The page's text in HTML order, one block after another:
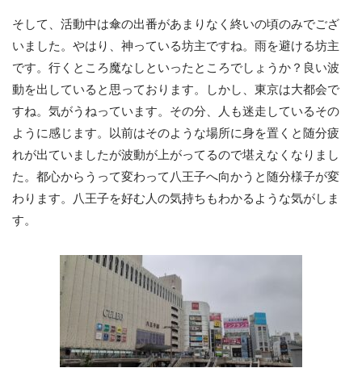
そして、活動中は傘の出番があまりなく終いの頃のみでござ
いました。やはり、神っている坊主ですね。雨を避ける坊主
です。行くところ魔なしといったところでしょうか？良い波
動を出していると思っております。しかし、東京は大都会で
すね。気がうねっています。その分、人も迷走しているその
ように感じます。以前はそのような場所に身を置くと随分疲
れが出ていましたが波動が上がってるので堪えなくなりまし
た。都心からうって変わって八王子へ向かうと随分様子が変
わります。八王子を好む人の気持ちもわかるような気がしま
す。